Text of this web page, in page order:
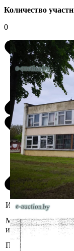
Количество
0
Информация о
Местоположение
имущества
Площадь общая